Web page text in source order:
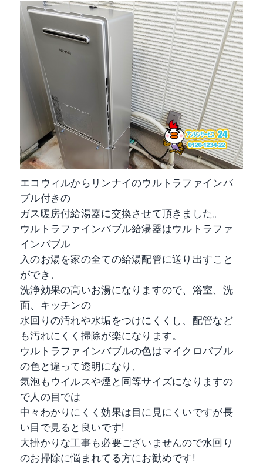
エコウィルからリンナイのウルトラファインバ
ブル付きの
ガス暖房付給湯器に交換させて頂きました。
ウルトラファインバブル給湯器はウルトラファ
インバブル
入のお湯を家の全ての給湯配管に送り出すこと
ができ、
洗浄効果の高いお湯になりますので、浴室、洗
面、キッチンの
水回りの汚れや水垢をつけにくくし、配管など
も汚れにくく掃除が楽になります。
ウルトラファインバブルの色はマイクロバブル
の色と違って透明になり、
気泡もウイルスや煙と同等サイズになりますの
で人の目では
中々わかりにくく効果は目に見にくいですが長
い目で見ると良いです!
大掛かりな工事も必要ございませんので水回り
のお掃除に悩まれてる方にお勧めです!